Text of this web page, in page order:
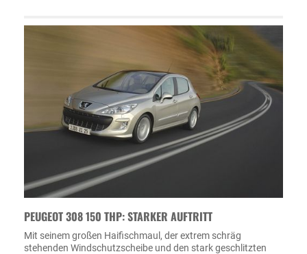
PEUGEOT 308 150 THP: STARKER AUFTRITT
Mit seinem großen Haifischmaul, der extrem schräg
stehenden Windschutzscheibe und den stark geschlitzten